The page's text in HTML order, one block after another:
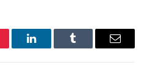
LinkedInTumblr Email